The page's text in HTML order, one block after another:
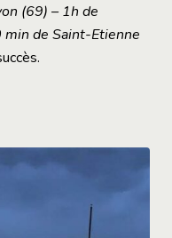
(69) – 1h de
de Saint-Etienne